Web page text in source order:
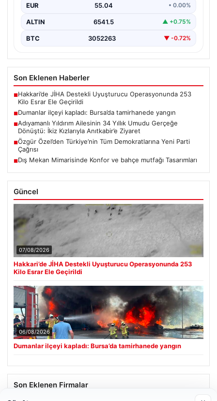
EUR 55.04 • 0.00%
ALTIN 6541.5 ▲ +0.75%
BTC 3052263 ▼ -0.72%
Son Eklenen Haberler
■Hakkari’de JİHA Destekli Uyuşturucu Operasyonunda 253
Kilo Esrar Ele Geçirildi
■Dumanlar ilçeyi kapladı: Bursa’da tamirhanede yangın
■Adıyamanlı Yıldırım Ailesinin 34 Yıllık Umudu Gerçeğe
Dönüştü: İkiz Kızlarıyla Anıtkabir’e Ziyaret
■Özgür Özel’den Türkiye’nin Tüm Demokratlarına Yeni Parti
Çağrısı
■Dış Mekan Mimarisinde Konfor ve bahçe mutfağı Tasarımları
Güncel
07/08/2026
Hakkari’de JİHA Destekli Uyuşturucu Operasyonunda 253
Kilo Esrar Ele Geçirildi
06/08/2026
Dumanlar ilçeyi kapladı: Bursa’da tamirhanede yangın
Son Eklenen Firmalar